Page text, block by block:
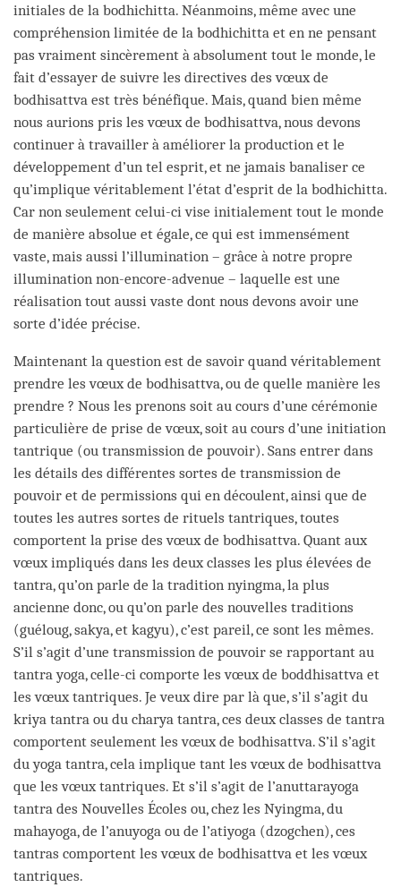
initiales de la bodhichitta. Néanmoins, même avec une
compréhension limitée de la bodhichitta et en ne pensant
pas vraiment sincèrement à absolument tout le monde, le
fait d’essayer de suivre les directives des vœux de
bodhisattva est très bénéfique. Mais, quand bien même
nous aurions pris les vœux de bodhisattva, nous devons
continuer à travailler à améliorer la production et le
développement d’un tel esprit, et ne jamais banaliser ce
qu’implique véritablement l’état d’esprit de la bodhichitta.
Car non seulement celui-ci vise initialement tout le monde
de manière absolue et égale, ce qui est immensément
vaste, mais aussi l’illumination – grâce à notre propre
illumination non-encore-advenue – laquelle est une
réalisation tout aussi vaste dont nous devons avoir une
sorte d’idée précise.
Maintenant la question est de savoir quand véritablement
prendre les vœux de bodhisattva, ou de quelle manière les
prendre ? Nous les prenons soit au cours d’une cérémonie
particulière de prise de vœux, soit au cours d’une initiation
tantrique (ou transmission de pouvoir). Sans entrer dans
les détails des différentes sortes de transmission de
pouvoir et de permissions qui en découlent, ainsi que de
toutes les autres sortes de rituels tantriques, toutes
comportent la prise des vœux de bodhisattva. Quant aux
vœux impliqués dans les deux classes les plus élevées de
tantra, qu’on parle de la tradition nyingma, la plus
ancienne donc, ou qu’on parle des nouvelles traditions
(guéloug, sakya, et kagyu), c’est pareil, ce sont les mêmes.
S’il s’agit d’une transmission de pouvoir se rapportant au
tantra yoga, celle-ci comporte les vœux de boddhisattva et
les vœux tantriques. Je veux dire par là que, s’il s’agit du
kriya tantra ou du charya tantra, ces deux classes de tantra
comportent seulement les vœux de bodhisattva. S’il s’agit
du yoga tantra, cela implique tant les vœux de bodhisattva
que les vœux tantriques. Et s’il s’agit de l’anuttarayoga
tantra des Nouvelles Écoles ou, chez les Nyingma, du
mahayoga, de l’anuyoga ou de l’atiyoga (dzogchen), ces
tantras comportent les vœux de bodhisattva et les vœux
tantriques.